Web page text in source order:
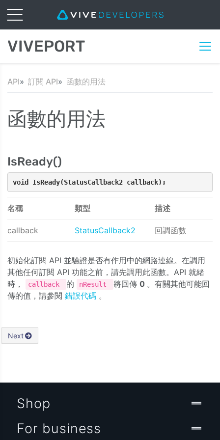
VIVEPORT
API 訂閱 API 函數的用法
函數的用法
IsReady()
void IsReady(StatusCallback2 callback);
名稱 類型 描述
callback StatusCallback2 回調函數
初始化訂閱 API 並驗證是否有作用中的網路連線。在調用
其他任何訂閱 API 功能之前，請先調用此函數。API 就緒
時，
callback 的 nResult 將回傳 0 。有關其他可能回
傳的值，請參閱 錯誤代碼 。
Next
Shop
For business